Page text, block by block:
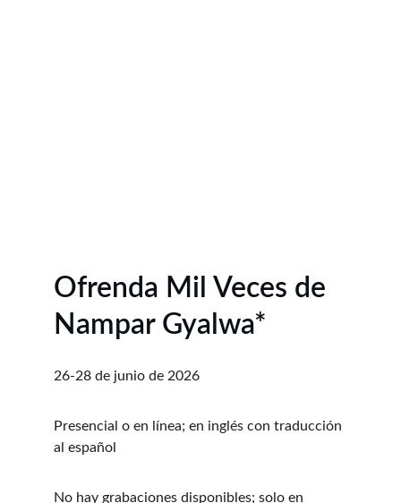
Ofrenda Mil Veces de
Nampar Gyalwa*
26-28 de junio de 2026
Presencial o en línea; en inglés con traducción
al español
No hay grabaciones disponibles; solo en